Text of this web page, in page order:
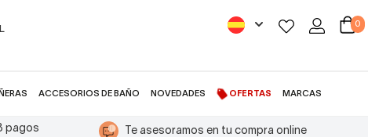
0
ACCESORIOS DE BAÑO NOVEDADES OFERTAS MARCAS
pagos Te asesoramos en tu compra online